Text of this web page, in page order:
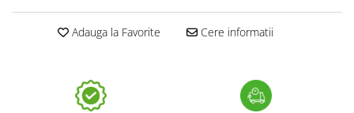
Adauga la Favorite Cere informatii